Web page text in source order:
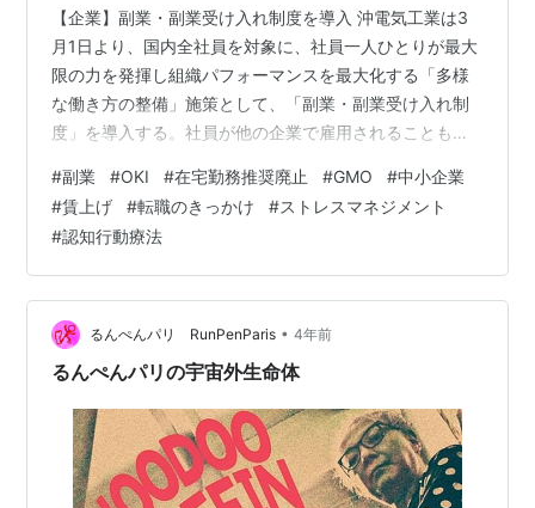
【企業】副業・副業受け入れ制度を導入 沖電気工業は3
月1日より、国内全社員を対象に、社員一人ひとりが最大
限の力を発揮し組織パフォーマンスを最大化する「多様
な働き方の整備」施策として、「副業・副業受け入れ制
度」を導入する。社員が他の企業で雇用されることも可
参画する「副業受け入れ制度」により、社員一人ひとり
の自律・新たな知見とスキルの獲得・価値観の多様化を
進め、既存ビジネスの変革や新規事業創出を目指すとし
ている。 www.oki.com 【企業】新型コロナ対策完全撤廃
に伴い週2日在宅勤務推奨を廃止 GMOインターネットグ
ループ２月６日、「社内の…
#副業 #OKI #在宅勤務推奨廃止 #GMO #中小企業
#賃上げ #転職のきっかけ #ストレスマネジメント
#認知行動療法
るんぺんパリ RunPenParis • 4年前
るんぺんパリの宇宙外生命体